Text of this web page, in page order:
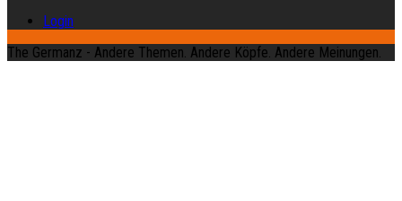
Login
The Germanz - Andere Themen. Andere Köpfe. Andere Meinungen.